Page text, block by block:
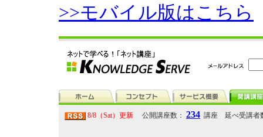
>>モバイル版はこちら
8/8（Sat）更新 公開講座数： 234 講座 延べ受講者